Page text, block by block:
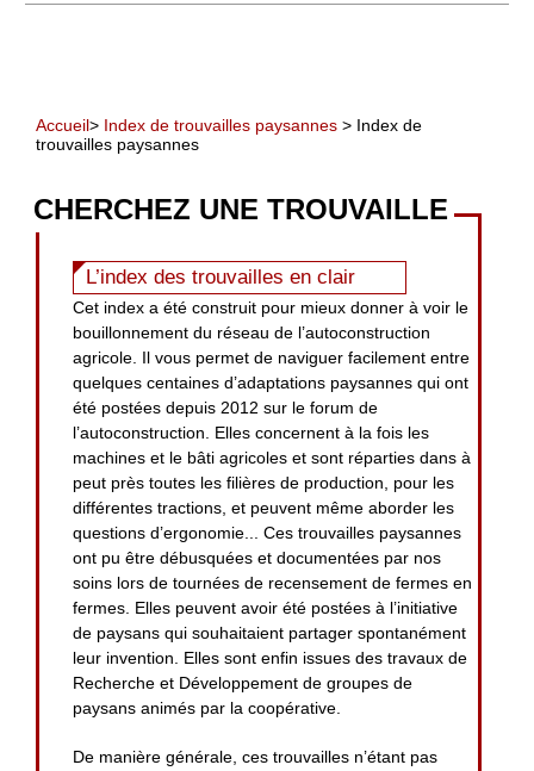
Accueil> Index de trouvailles paysannes > Index de
trouvailles paysannes
CHERCHEZ UNE TROUVAILLE
L’index des trouvailles en clair
Cet index a été construit pour mieux donner à voir le
bouillonnement du réseau de l’autoconstruction
agricole. Il vous permet de naviguer facilement entre
quelques centaines d’adaptations paysannes qui ont
été postées depuis 2012 sur le forum de
l’autoconstruction. Elles concernent à la fois les
machines et le bâti agricoles et sont réparties dans à
peut près toutes les filières de production, pour les
différentes tractions, et peuvent même aborder les
questions d’ergonomie... Ces trouvailles paysannes
ont pu être débusquées et documentées par nos
soins lors de tournées de recensement de fermes en
fermes. Elles peuvent avoir été postées à l’initiative
de paysans qui souhaitaient partager spontanément
leur invention. Elles sont enfin issues des travaux de
Recherche et Développement de groupes de
paysans animés par la coopérative.
De manière générale, ces trouvailles n’étant pas